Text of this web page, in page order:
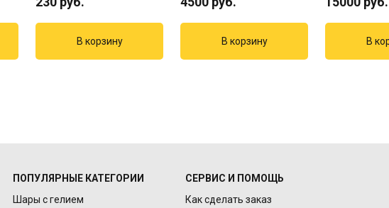
ПОПУЛЯРНЫЕ КАТЕГОРИИ
Шары с гелием
СЕРВИС И ПОМОЩЬ
Как сделать заказ